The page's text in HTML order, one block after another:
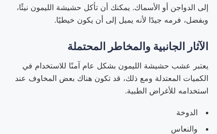
إلى الدواجن أو الأسماك. يمكنك أن تأكل حشيشة الليمون نيئًا،
وبفضل، فرمه جيدًا لأنه يميل إلى أن يكون خيطيًا.
الآثار الجانبية والمخاطر المحتملة
يعتبر عشب حشيشة الليمون بشكل عام آمنًا للاستخدام في
الكميات المعتدلة ومع ذلك، قد تكون هناك بعض المخاوف عند
استخدامه للأغراض الطبية.
الدوخة
والنعاس